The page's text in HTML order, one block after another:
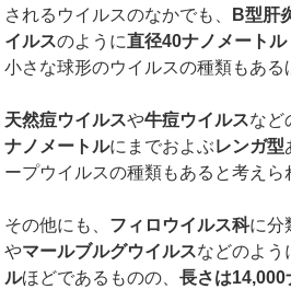
されるウイルスのなかでも、
B型肝
イルスのように直径40ナノメートル
小さな球形のウイルスの種類もある
天然痘ウイルスや牛痘ウイルスなど
ナノメートルにまでおよぶレンガ型
ープウイルスの種類もあると考えら
その他にも、 フィロウイルス科に分
やマールブルグウイルスなどのよう
ルほどであるものの、長さは14,000